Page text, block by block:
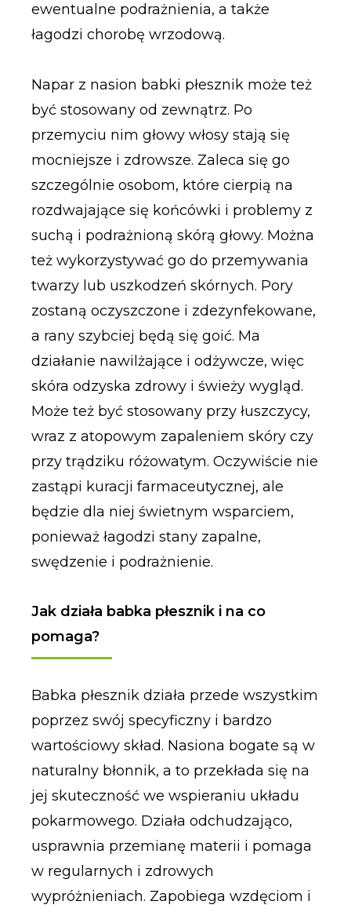
ewentualne podrażnienia, a także
łagodzi chorobę wrzodową.
Napar z nasion babki płesznik może też
być stosowany od zewnątrz. Po
przemyciu nim głowy włosy stają się
mocniejsze i zdrowsze. Zaleca się go
szczególnie osobom, które cierpią na
rozdwajające się końcówki i problemy z
suchą i podrażnioną skórą głowy. Można
też wykorzystywać go do przemywania
twarzy lub uszkodzeń skórnych. Pory
zostaną oczyszczone i zdezynfekowane,
a rany szybciej będą się goić. Ma
działanie nawilżające i odżywcze, więc
skóra odzyska zdrowy i świeży wygląd.
Może też być stosowany przy łuszczycy,
wraz z atopowym zapaleniem skóry czy
przy trądziku różowatym. Oczywiście nie
zastąpi kuracji farmaceutycznej, ale
będzie dla niej świetnym wsparciem,
ponieważ łagodzi stany zapalne,
swędzenie i podrażnienie.
Jak działa babka płesznik i na co
pomaga?
Babka płesznik działa przede wszystkim
poprzez swój specyficzny i bardzo
wartościowy skład. Nasiona bogate są w
naturalny błonnik, a to przekłada się na
jej skuteczność we wspieraniu układu
pokarmowego. Działa odchudzająco,
usprawnia przemianę materii i pomaga
w regularnych i zdrowych
wypróżnieniach. Zapobiega wzdęciom i